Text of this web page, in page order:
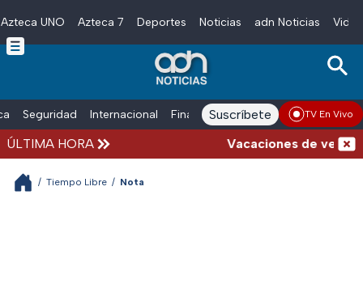
Skip to main content
Azteca UNO Azteca 7 Deportes Noticias adn Noticias
Seguridad Internacional Finanzas adn Noticias Radio
Suscríbete TV En Vivo
ÚLTIMA HORA Vacaciones de verano
/ Tiempo Libre / Nota